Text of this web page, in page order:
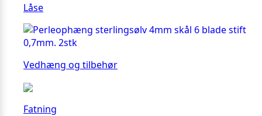
Låse
Vedhæng og tilbehør
Fatning